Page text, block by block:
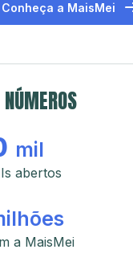
Conheça a MaisMei
mil
abertos
a MaisMei